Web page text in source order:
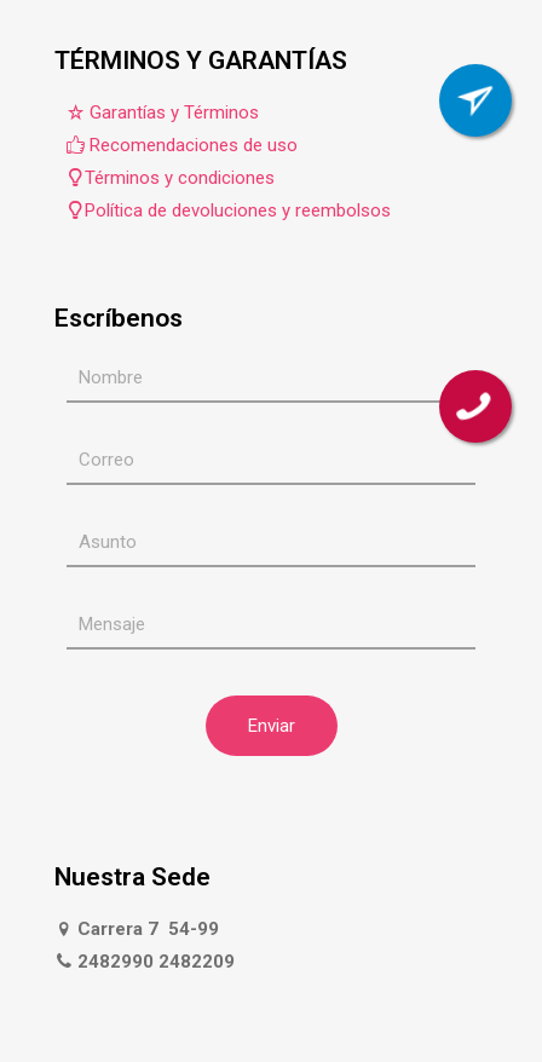
TÉRMINOS Y GARANTÍAS
Garantías y Términos
Recomendaciones de uso
Términos y condiciones
Política de devoluciones y reembolsos
Escríbenos
Nuestra Sede
Carrera 7 54-99
2482990 2482209